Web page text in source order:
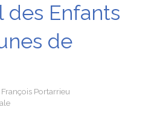
des Enfants
de
François Portarrieu